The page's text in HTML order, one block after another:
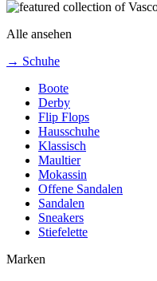
Alle ansehen
→ Schuhe
Boote
Derby
Flip Flops
Hausschuhe
Klassisch
Maultier
Mokassin
Offene Sandalen
Sandalen
Sneakers
Stiefelette
Marken